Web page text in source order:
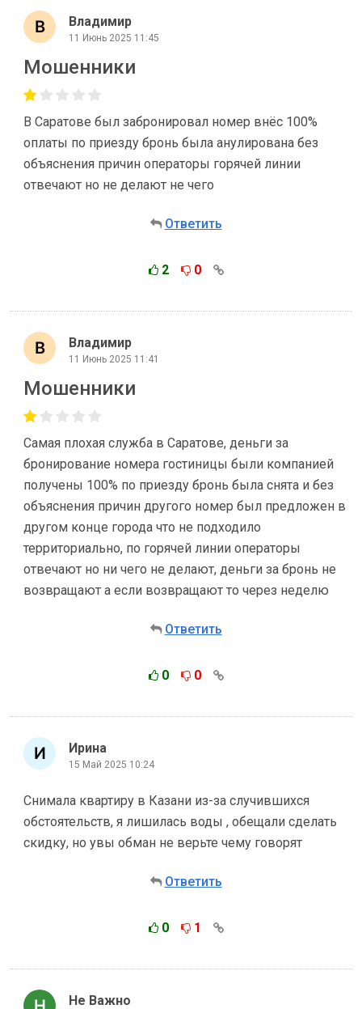
Владимир
11 Июнь 2025 11:45
Мошенники
В Саратове был забронировал номер внёс 100%
оплаты по приезду бронь была анулирована без
объяснения причин операторы горячей линии
отвечают но не делают не чего
Ответить
2 0
Владимир
11 Июнь 2025 11:41
Мошенники
Самая плохая служба в Саратове, деньги за
бронирование номера гостиницы были компанией
получены 100% по приезду бронь была снята и без
объяснения причин другого номер был предложен в
другом конце города что не подходило
территориально, по горячей линии операторы
отвечают но ни чего не делают, деньги за бронь не
возвращают а если возвращают то через неделю
Ответить
0 0
Ирина
15 Май 2025 10:24
Снимала квартиру в Казани из-за случившихся
обстоятельств, я лишилась воды , обещали сделать
скидку, но увы обман не верьте чему говорят
Ответить
0 1
Не Важно